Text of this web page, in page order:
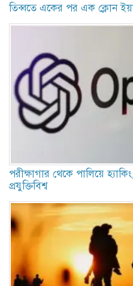
তিব্বতে একের পর এক ক্লোন
পরীক্ষাগার থেকে পালিয়ে
প্রযুক্তিবিশ্ব